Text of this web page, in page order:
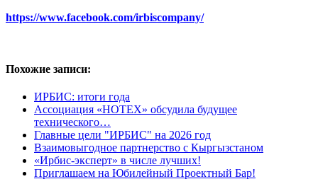
https://www.facebook.com/irbiscompany/
Похожие записи:
ИРБИС: итоги года
Ассоциация «НОТЕХ» обсудила будущее
технического…
Главные цели "ИРБИС" на 2026 год
Взаимовыгодное партнерство с Кыргызстаном
«Ирбис-эксперт» в числе лучших!
Приглашаем на Юбилейный Проектный Бар!